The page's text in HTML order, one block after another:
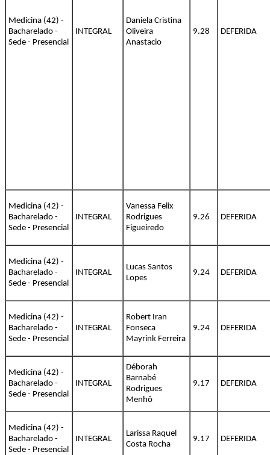
Medicina (42) -
Bacharelado -
Sede - Presencial
INTEGRAL
Daniela Cristina
Oliveira
Anastacio
9.28 DEFERIDA
Medicina (42) -
Bacharelado -
Sede - Presencial
INTEGRAL
Vanessa Felix
Rodrigues
Figueiredo
9.26 DEFERIDA
Medicina (42) -
Bacharelado -
Sede - Presencial
INTEGRAL
Lucas Santos
Lopes
9.24 DEFERIDA
Medicina (42) -
Bacharelado -
Sede - Presencial
INTEGRAL
Robert Iran
Fonseca
Mayrink Ferreira
9.24 DEFERIDA
Medicina (42) -
Bacharelado -
Sede - Presencial
INTEGRAL
Déborah
Barnabé
Rodrigues
Menhô
9.17 DEFERIDA
Medicina (42) -
Bacharelado -
Sede - Presencial
INTEGRAL
Larissa Raquel
Costa Rocha
9.17 DEFERIDA